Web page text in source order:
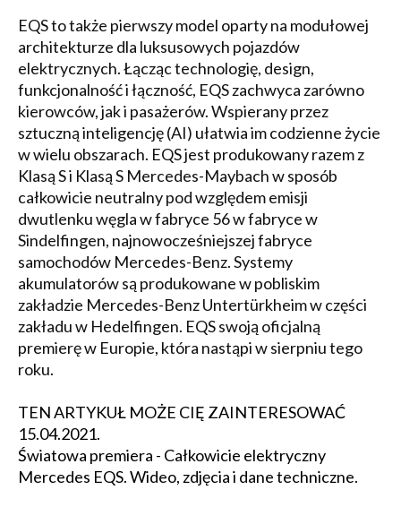
EQS to także pierwszy model oparty na modułowej
architekturze dla luksusowych pojazdów
elektrycznych. Łącząc technologię, design,
funkcjonalność i łączność, EQS zachwyca zarówno
kierowców, jak i pasażerów. Wspierany przez
sztuczną inteligencję (AI) ułatwia im codzienne życie
w wielu obszarach. EQS jest produkowany razem z
Klasą S i Klasą S Mercedes-Maybach w sposób
całkowicie neutralny pod względem emisji
dwutlenku węgla w fabryce 56 w fabryce w
Sindelfingen, najnowocześniejszej fabryce
samochodów Mercedes-Benz. Systemy
akumulatorów są produkowane w pobliskim
zakładzie Mercedes-Benz Untertürkheim w części
zakładu w Hedelfingen. EQS swoją oficjalną
premierę w Europie, która nastąpi w sierpniu tego
roku.
TEN ARTYKUŁ MOŻE CIĘ ZAINTERESOWAĆ
15.04.2021.
Światowa premiera - Całkowicie elektryczny
Mercedes EQS. Wideo, zdjęcia i dane techniczne.